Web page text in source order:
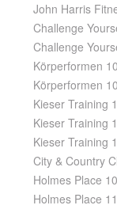
John Harris
Challenge
Challenge
Körperformen
Körperformen
Kieser Training
Kieser Training
Kieser Training
City & Country
Holmes Place
Holmes Place